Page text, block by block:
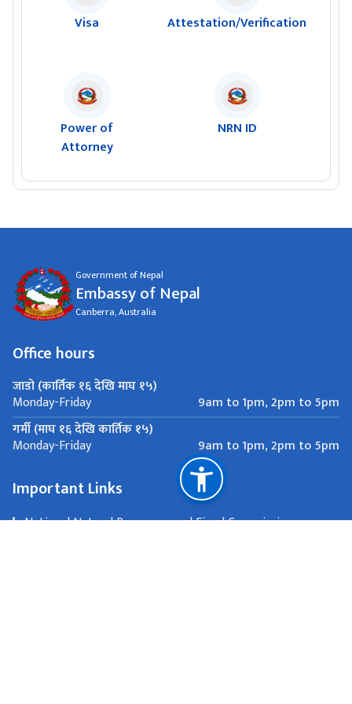
Visa Attestation/Verification
Power of
Attorney
NRN ID
Government of Nepal
Embassy of Nepal
Canberra, Australia
Office hours
जाडो (कार्तिक १६ देखि माघ १५)
Monday-Friday
9am to 1pm, 2pm to 5pm
गर्मी (माघ १६ देखि कार्तिक १५)
Monday-Friday 9am to 1pm, 2pm to 5pm
Important Links
National Natural Resources and Fiscal Commission